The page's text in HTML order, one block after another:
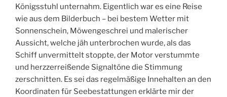
Königsstuhl unternahm. Eigentlich war es eine Reise
wie aus dem Bilderbuch – bei bestem Wetter mit
Sonnenschein, Möwengeschrei und malerischer
Aussicht, welche jäh unterbrochen wurde, als das
Schiff unvermittelt stoppte, der Motor verstummte
und herzzerreißende Signaltöne die Stimmung
zerschnitten. Es sei das regelmäßige Innehalten an den
Koordinaten für Seebestattungen erklärte mir der